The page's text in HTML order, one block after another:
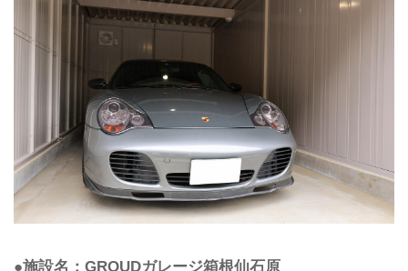
●施設名：GROUDガレージ箱根仙石原